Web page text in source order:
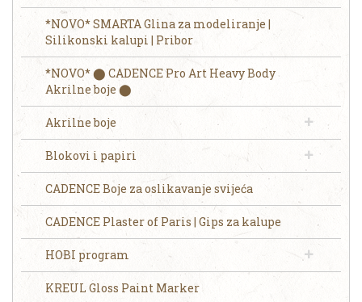
*NOVO* SMARTA Glina za modeliranje |
Silikonski kalupi | Pribor
*NOVO* ⬤ CADENCE Pro Art Heavy Body
Akrilne boje ⬤
Akrilne boje
Blokovi i papiri
CADENCE Boje za oslikavanje svijeća
CADENCE Plaster of Paris | Gips za kalupe
HOBI program
KREUL Gloss Paint Marker